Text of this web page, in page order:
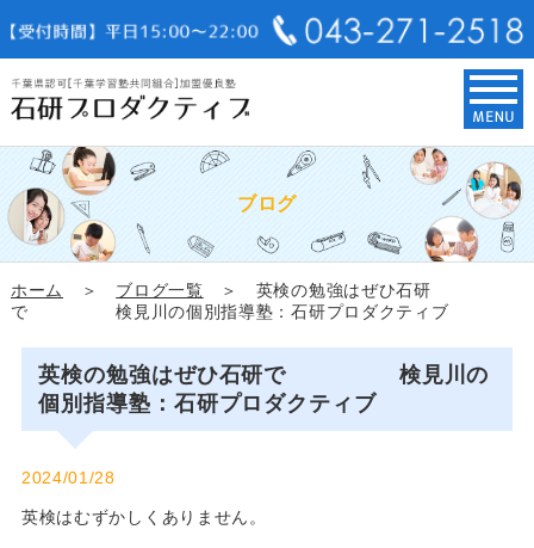
ブログ
ホーム ＞ ブログ一覧 ＞ 英検の勉強はぜひ石研
で 検見川の個別指導塾：石研プロダクティブ
英検の勉強はぜひ石研で 検見川の
個別指導塾：石研プロダクティブ
2024/01/28
英検はむずかしくありません。